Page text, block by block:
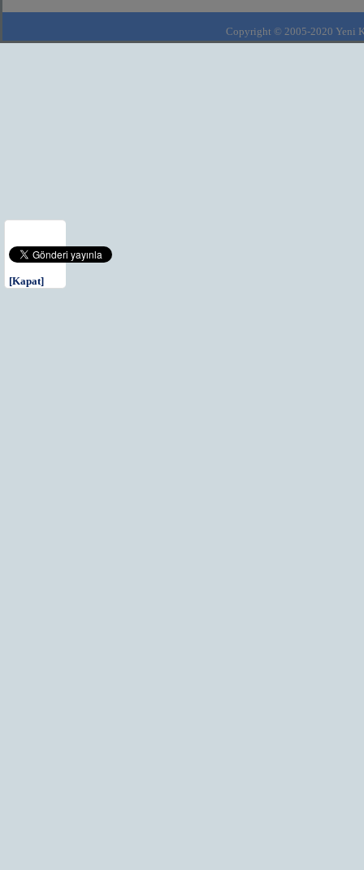
[Kapat]
Copyright © 2005-2020 Yeni